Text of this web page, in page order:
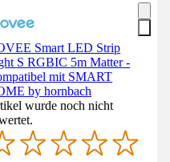
Smart LED Strip
S RGBIC 5m Matter -
mit SMART
by hornbach
wurde noch nicht